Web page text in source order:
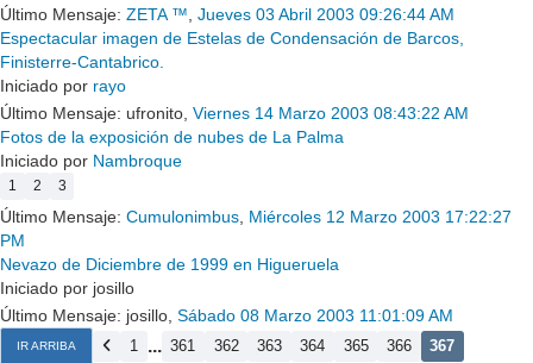
Último Mensaje: ZETA ™ Jueves 03 Abril 2003 09:26:44 AM
Espectacular imagen de Estelas de Condensación de Barcos,
Finisterre-Cantabrico.
Iniciado por rayo
Último Mensaje: ufronito, Viernes 14 Marzo 2003 08:43:22 AM
Fotos de la exposición de nubes de La Palma
Iniciado por Nambroque
1 2 3
Último Mensaje: Cumulonimbus Miércoles 12 Marzo 2003 17:22:27
PM
Nevazo de Diciembre de 1999 en Higueruela
Iniciado por josillo
Último Mensaje: josillo, Sábado 08 Marzo 2003 11:01:09 AM
IR ARRIBA 1 ... 361 362 363 364 365 366 367